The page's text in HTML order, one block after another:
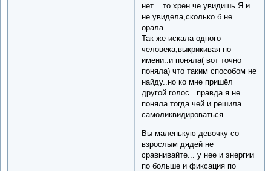
нет... то хрен че увидишь.Я и
не увидела,сколько б не
орала.
Так же искала одного
человека,выкрикивая по
имени..и поняла( вот точно
поняла) что таким способом не
найду..но ко мне пришёл
другой голос...правда я не
поняла тогда чей и решила
самоликвидироваться...
Вы маленькую девочку со
взрослым дядей не
сравнивайте... у нее и энергии
по больше и фиксация по